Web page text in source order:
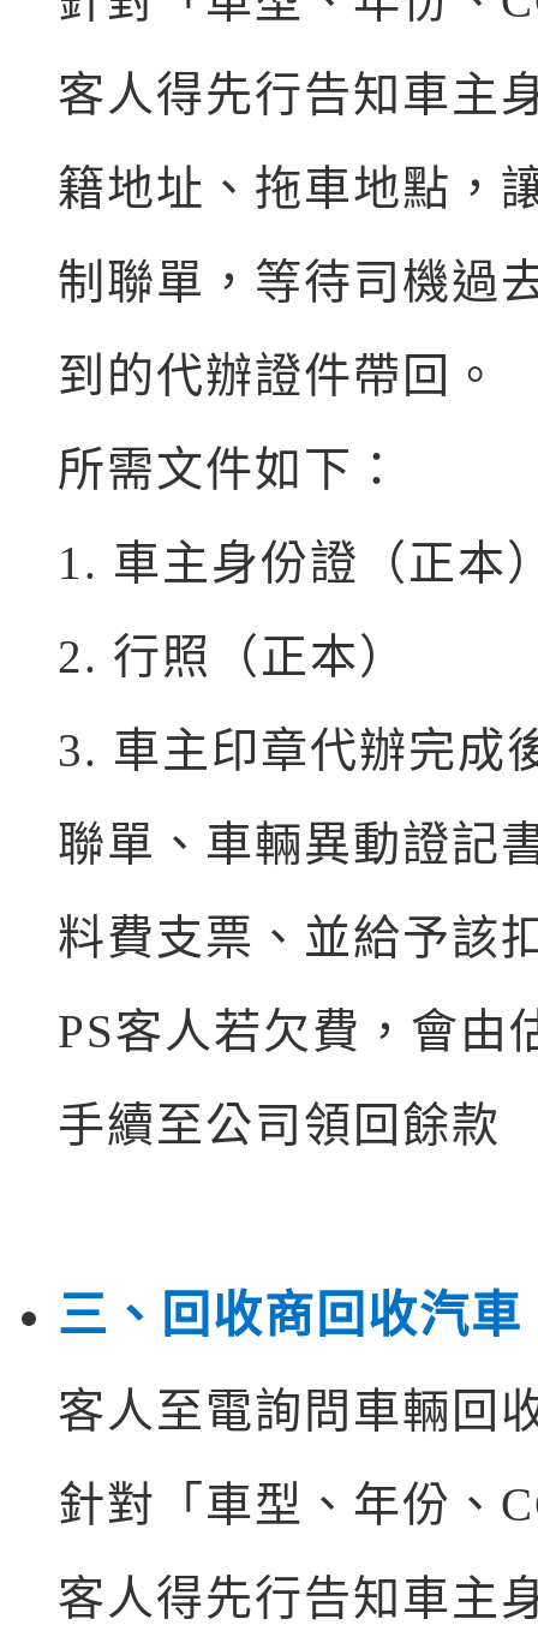
客人得先行告知車主
籍地址、拖車地點，
制聯單，等待司機過
到的代辦證件帶回。
所需文件如下：
1. 車主身份證（正本
2. 行照（正本）
3. 車主印章代辦完成
聯單、車輛異動證記
料費支票、並給予該
PS客人若欠費，會由
手續至公司領回餘款
三、回收商回收汽
客人至電詢問車輛回
針對「車型、年份、
客人得先行告知車主